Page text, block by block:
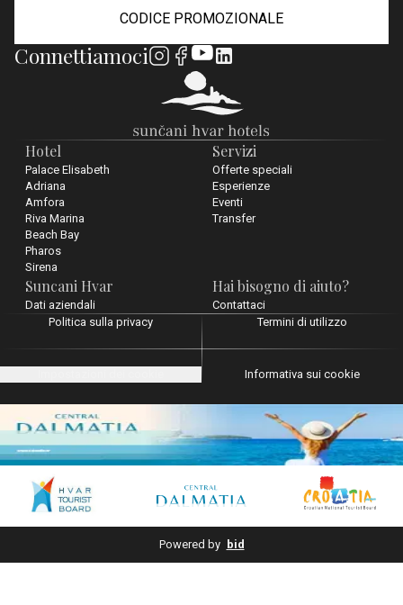
Hotel
Palace Elisabeth
Adriana
Amfora
Riva Marina
Beach Bay
Pharos
Sirena
Servizi
Offerte speciali
Esperienze
Eventi
Transfer
Suncani Hvar
Dati aziendali
Hai bisogno di aiuto?
Contattaci
CODICE PROMOZIONALE
Connettiamoci
Politica sulla privacy Termini di utilizzo
Informativa sui cookie
Powered by bid